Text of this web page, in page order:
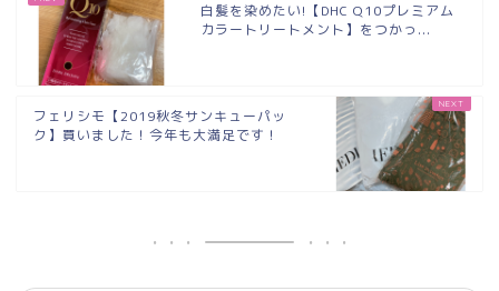
白髪を染めたい!【DHC Q10プレミアム
カラートリートメント】をつかっ...
フェリシモ【2019秋冬サンキューパッ
ク】買いました！今年も大満足です！